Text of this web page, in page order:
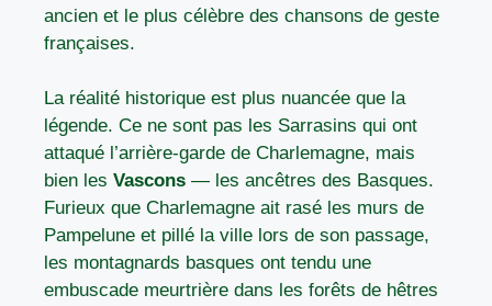
ancien et le plus célèbre des chansons de geste
françaises.
La réalité historique est plus nuancée que la
légende. Ce ne sont pas les Sarrasins qui ont
attaqué l’arrière-garde de Charlemagne, mais
bien les Vascons — les ancêtres des Basques.
Furieux que Charlemagne ait rasé les murs de
Pampelune et pillé la ville lors de son passage,
les montagnards basques ont tendu une
embuscade meurtrière dans les forêts de hêtres